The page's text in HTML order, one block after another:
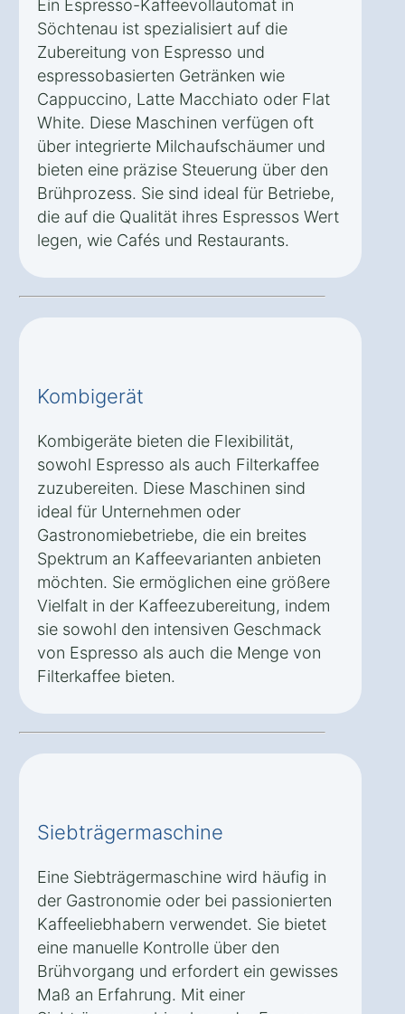
Ein Espresso-Kaffeevollautomat in
Söchtenau ist spezialisiert auf die
Zubereitung von Espresso und
espressobasierten Getränken wie
Cappuccino, Latte Macchiato oder Flat
White. Diese Maschinen verfügen oft
über integrierte Milchaufschäumer und
bieten eine präzise Steuerung über den
Brühprozess. Sie sind ideal für Betriebe,
die auf die Qualität ihres Espressos Wert
legen, wie Cafés und Restaurants.
Kombigerät
Kombigeräte bieten die Flexibilität,
sowohl Espresso als auch Filterkaffee
zuzubereiten. Diese Maschinen sind
ideal für Unternehmen oder
Gastronomiebetriebe, die ein breites
Spektrum an Kaffeevarianten anbieten
möchten. Sie ermöglichen eine größere
Vielfalt in der Kaffeezubereitung, indem
sie sowohl den intensiven Geschmack
von Espresso als auch die Menge von
Filterkaffee bieten.
Siebträgermaschine
Eine Siebträgermaschine wird häufig in
der Gastronomie oder bei passionierten
Kaffeeliebhabern verwendet. Sie bietet
eine manuelle Kontrolle über den
Brühvorgang und erfordert ein gewisses
Maß an Erfahrung. Mit einer